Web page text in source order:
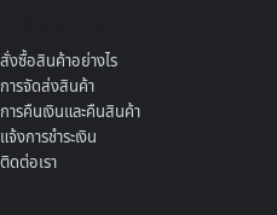
สั่งซื้อสินค้าอย่างไร
การจัดส่งสินค้า
การคืนเงินและคืนสินค้า
แจ้งการชำระเงิน
ติดต่อเรา